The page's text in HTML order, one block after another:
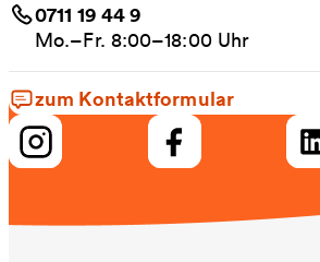
0711 19 44 9
Mo.–Fr. 8:00–18:00 Uhr
zum Kontaktformular